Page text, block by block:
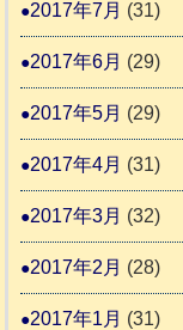
2017年7月 (31)
2017年6月 (29)
2017年5月 (29)
2017年4月 (31)
2017年3月 (32)
2017年2月 (28)
2017年1月 (31)